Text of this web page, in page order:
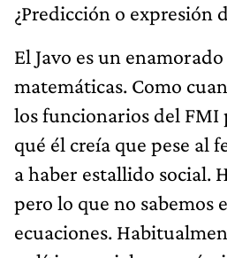
¿Predicción o expresión
El Javo es un
matemáticas. Como
los funcionarios del FMI
qué él creía que pese al
a haber estallido social.
pero lo que no sabemos
ecuaciones.